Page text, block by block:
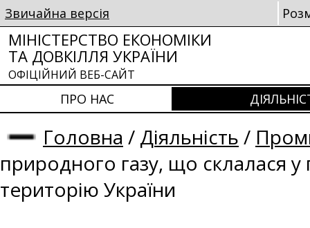
Звичайна версія
МІНІСТЕРСТВО ЕКОНОМІКИ
ТА ДОВКІЛЛЯ УКРАЇНИ
ОФІЦІЙНИЙ ВЕБ-САЙТ
ПРО НАС
Головна / Діяльність /
природного газу, що склалася
територію України